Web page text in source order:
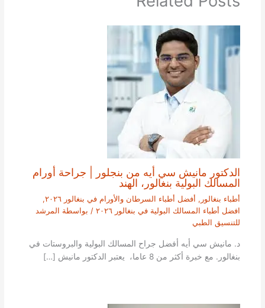
الدكتور مانيش سي أيه من بنجلور | جراحة أورام
المسالك البولية بنغالور، الهند
أطباء بنغالور , أفضل أطباء السرطان والأورام في بنغالور ٢٠٢٦
,
افضل أطباء المسالك البولية في بنغالور ٢٠٢٦
/ بواسطة المرشد
للتنسيق الطبي
د. مانيش سي أيه أفضل جراح المسالك البولية والبروستات في
بنغالور. مع خبرة أكثر من 8 عاما، يعتبر الدكتور مانيش […]